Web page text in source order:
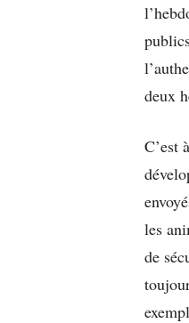
deux
C’est
les
de